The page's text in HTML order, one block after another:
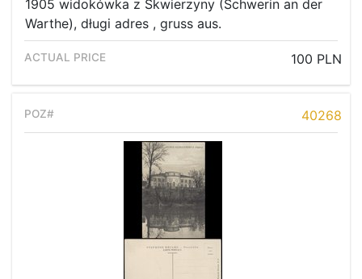
1905 widokówka z Skwierzyny (Schwerin an der
Warthe), długi adres , gruss aus.
100 PLN
40268